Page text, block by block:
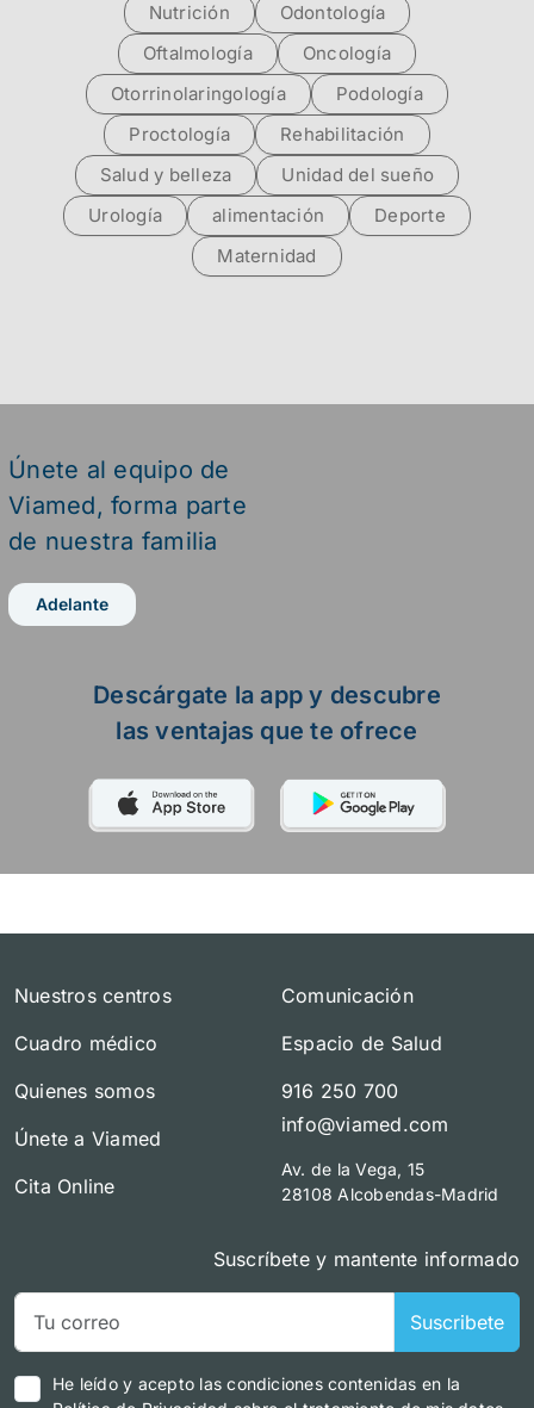
Nutrición
Odontología
Oftalmología
Oncología
Otorrinolaringología
Podología
Proctología
Rehabilitación
Salud y belleza
Unidad del sueño
Urología
alimentación
Deporte
Maternidad
Descárgate la app y descubre
las ventajas que te ofrece
Únete al equipo de
Viamed, forma parte
de nuestra familia
Adelante
Nuestros centros
Cuadro médico
Quienes somos
Únete a Viamed
Cita Online
Comunicación
Espacio de Salud
916 250 700
info@viamed.com
Av. de la Vega, 15
28108 Alcobendas-Madrid
Suscríbete y mantente informado
Suscribete
He leído y acepto las condiciones contenidas en la